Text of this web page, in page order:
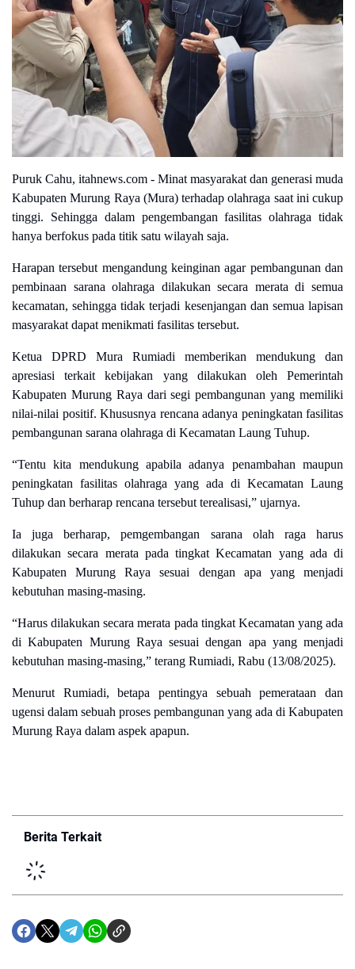
Puruk Cahu, itahnews.com - Minat masyarakat dan generasi muda
Kabupaten Murung Raya (Mura) terhadap olahraga saat ini cukup
tinggi. Sehingga dalam pengembangan fasilitas olahraga tidak
hanya berfokus pada titik satu wilayah saja.
Harapan tersebut mengandung keinginan agar pembangunan dan
pembinaan sarana olahraga dilakukan secara merata di semua
kecamatan, sehingga tidak terjadi kesenjangan dan semua lapisan
masyarakat dapat menikmati fasilitas tersebut.
Ketua DPRD Mura Rumiadi memberikan mendukung dan
apresiasi terkait kebijakan yang dilakukan oleh Pemerintah
Kabupaten Murung Raya dari segi pembangunan yang memiliki
nilai-nilai positif. Khususnya rencana adanya peningkatan fasilitas
pembangunan sarana olahraga di Kecamatan Laung Tuhup.
“Tentu kita mendukung apabila adanya penambahan maupun
peningkatan fasilitas olahraga yang ada di Kecamatan Laung
Tuhup dan berharap rencana tersebut terealisasi,” ujarnya.
Ia juga berharap, pemgembangan sarana olah raga harus
dilakukan secara merata pada tingkat Kecamatan yang ada di
Kabupaten Murung Raya sesuai dengan apa yang menjadi
kebutuhan masing-masing.
“Harus dilakukan secara merata pada tingkat Kecamatan yang ada
di Kabupaten Murung Raya sesuai dengan apa yang menjadi
kebutuhan masing-masing,” terang Rumiadi, Rabu (13/08/2025).
Menurut Rumiadi, betapa pentingya sebuah pemerataan dan
ugensi dalam sebuah proses pembangunan yang ada di Kabupaten
Murung Raya dalam aspek apapun.
Berita Terkait